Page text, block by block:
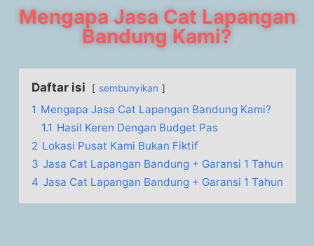
Mengapa Jasa Cat Lapangan
Bandung Kami?
Daftar isi sembunyikan
1 Mengapa Jasa Cat Lapangan Bandung Kami?
1.1 Hasil Keren Dengan Budget Pas
2 Lokasi Pusat Kami Bukan Fiktif
3 Jasa Cat Lapangan Bandung + Garansi 1 Tahun
4 Jasa Cat Lapangan Bandung + Garansi 1 Tahun